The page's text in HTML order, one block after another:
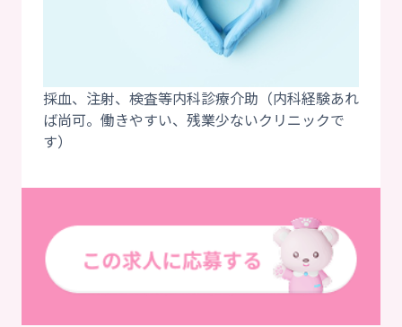
採血、注射、検査等内科診療介助（内科経験あれ
ば尚可。働きやすい、残業少ないクリニックで